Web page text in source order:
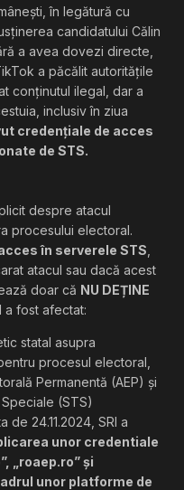
în legătură cu
candidatului Călin
a avea dovezi directe,
a păcălit autoritățile
conținutul ilegal, dar a
inclusiv în ziua
credențiale de acces
de STS.
despre atacul
procesului electoral.
în serverele STS
atacul sau dacă acest
doar că NU DEȚINE
fost afectat:
statal asupra
procesul electoral,
Permanentă (AEP) și
(STS)
24.11.2024, SRI a
unor credentiale
„roaep.ro” și
unor platforme de